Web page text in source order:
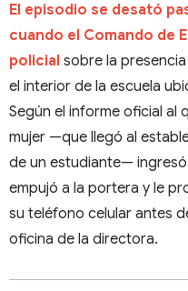
El episodio se desató
cuando el Comando de
policial sobre la
el interior de la escuela
Según el informe oficial al
mujer —que llegó al
de un estudiante—
empujó a la portera y le
su teléfono celular antes
oficina de la directora.